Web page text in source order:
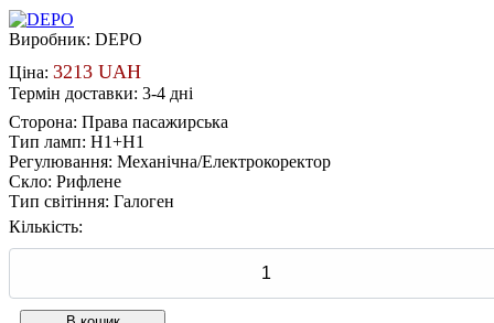
Виробник: DEPO
Ціна: 3213 UAH
Термін доставки: 3-4 дні
Сторона: Права пасажирська
Тип ламп: H1+H1
Регулювання: Механічна/Електрокоректор
Скло: Рифлене
Тип світіння: Галоген
Кількість: